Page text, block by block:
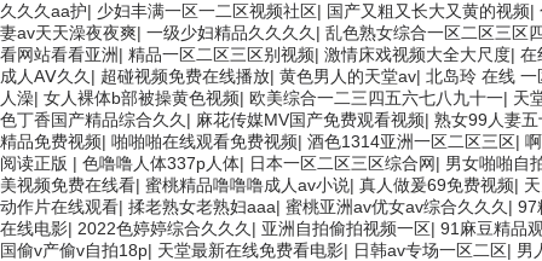
久久久aa护| 少妇丰满一区一二区视频社区| 国产又粗又长大又黄的视频|
妻av天天澡夜夜爽| 一级少妇精品久久久久 | 乱色熟女综合一区二区三区
看网站看看亚洲| 精品一区二区三区别视频| 激情床戏视频大全大尺度| 在
成人AⅤ久久 | 超碰视频免费在线播放| 黄色男人的天堂av| 北岛玲 在线 一
人澡| 女人裸体b部被操黄色视频| 欧美综合一二三四五六七八九十一| 天
色丁香国产精品综合久久 | 麻花传媒MV国产免费观看视频| 熟女99人妻
精品免费视频| 啪啪啪在线观看免费视频| 酒色1314亚洲一区二区三区|
阅读正版 | 色噜噜人体337p人体| 日本一区二区三区综合网| 男女啪啪自
美视频免费在线看| 蜜桃精品噜噜噜成人av小说| 真人做爰69免费视频|
动作片在线观看| 揉老熟女老熟妇aaa| 蜜桃亚洲av优女av综合久久久 | 97
在线电影| 2022色婷婷综合久久久 | 亚洲自拍偷拍视频一区| 91麻豆精品
国偷v产偷v自拍18p| 天堂最新在线免费看电影| 日韩av专场一区二区| 男